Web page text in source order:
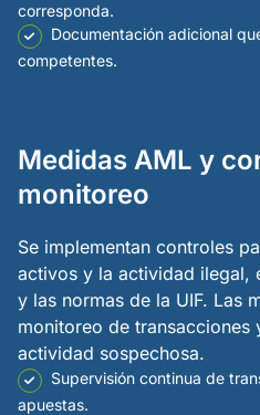
corresponda.
Documentación adicional
competentes.
Medidas AML y
monitoreo
Se implementan controles
activos y la actividad ilegal,
y las normas de la UIF. Las
monitoreo de transacciones
actividad sospechosa.
Supervisión continua de
apuestas.